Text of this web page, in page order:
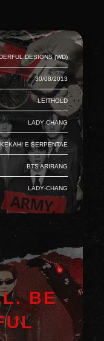
Designs (WD)
30/08/2013
Leithold
Lady-Chang
Kekahi e Serpentae
BTS Arirang
Lady-Chang
BE